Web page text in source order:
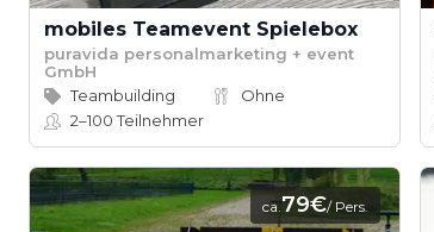
mobiles Teamevent Spielebox
puravida personalmarketing + event
GmbH
Teambuilding
Ohne
2–100Teilnehmer
ca.79€/ Pers.